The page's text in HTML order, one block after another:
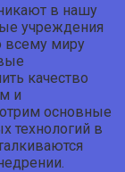
в нашу
учреждения
всему миру
качество
и
основные
технологий в